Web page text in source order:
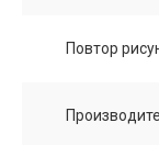
Повтор